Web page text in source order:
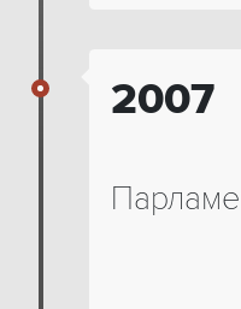
2007